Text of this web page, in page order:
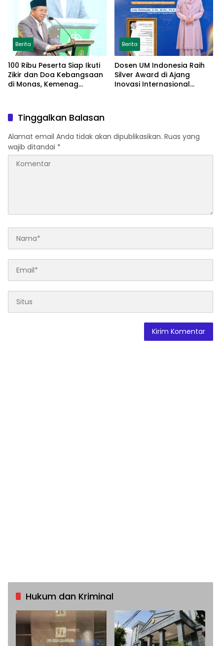
Berita
100 Ribu Peserta Siap Ikuti
Zikir dan Doa Kebangsaan
di Monas, Kemenag
Berita
Dosen UM Indonesia Raih
Silver Award di Ajang
Inovasi Internasional
Tinggalkan Balasan
Alamat email Anda tidak akan dipublikasikan. Ruas yang
wajib ditandai *
Hukum dan Kriminal